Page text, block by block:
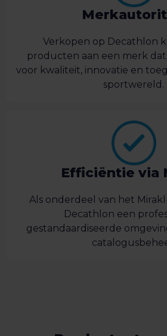
Verkopen op Decathlon
producten aan een merk
voor kwaliteit, innovatie en
sportwereld.
Efficiëntie via
Als onderdeel van het
Decathlon een
gestandaardiseerde